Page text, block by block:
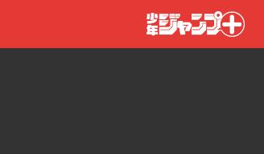
少年ジャン